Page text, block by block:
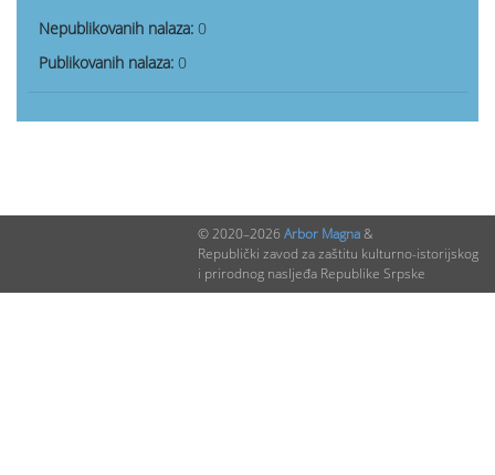
Nepublikovanih nalaza: 0
Publikovanih nalaza: 0
© 2020–2026 Arbor Magna&
Republički zavod za zaštitu kulturno-istorijskog
i prirodnog nasljeđa Republike Srpske